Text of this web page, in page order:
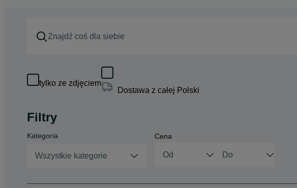
tylko ze zdjęciem
Dostawa z całej Polski
Filtry
Kategoria
Wszystkie kategorie
Cena